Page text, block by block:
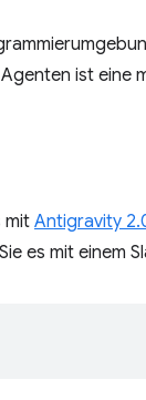
ist eine
mit Antigravity
es mit einem